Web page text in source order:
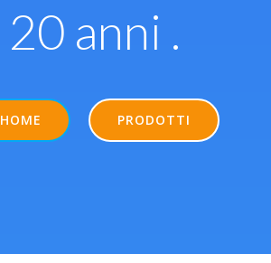
20 anni .
HOME PRODOTTI